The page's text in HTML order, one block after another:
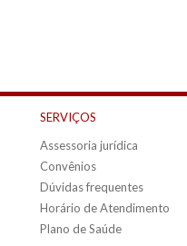
SERVIÇOS
Assessoria jurídica
Convênios
Dúvidas frequentes
Horário de Atendimento
Plano de Saúde